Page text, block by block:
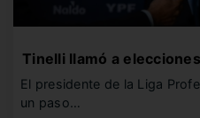
Tinelli llamó a elecciones
El presidente de la Liga
un paso…